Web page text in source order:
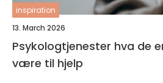
inspiration
13. March 2026
Psykologtjenester hva de er, og når de kan
være til hjelp